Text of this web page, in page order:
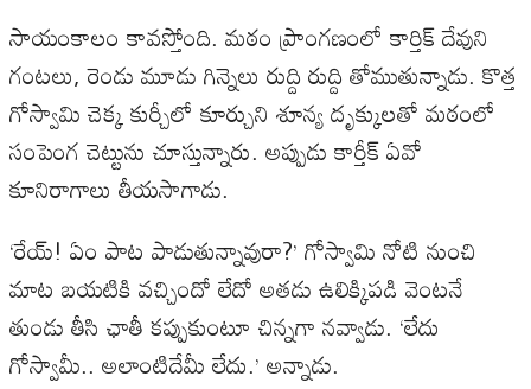
సాయంకాలం కావస్తోంది. మఠం ప్రాంగణంలో కార్తిక్ దేవుని
గంటలు, రెండు మూడు గిన్నెలు రుద్ది రుద్ది తోముతున్నాడు. కొత్త
గోస్వామి చెక్క కుర్చీలో కూర్చుని శూన్య దృక్కులతో మఠంలో
సంపెంగ చెట్టును చూస్తున్నారు. అప్పుడు కార్తీక్ ఏవో
కూనిరాగాలు తీయసాగాడు.
‘రేయ్! ఏం పాట పాడుతున్నావురా?’ గోస్వామి నోటి నుంచి
మాట బయటికి వచ్చిందో లేదో అతడు ఉలిక్కిపడి వెంటనే
తుండు తీసి ఛాతీ కప్పుకుంటూ చిన్నగా నవ్వాడు. ‘లేదు
గోస్వామీ.. అలాంటిదేమీ లేదు.’ అన్నాడు.